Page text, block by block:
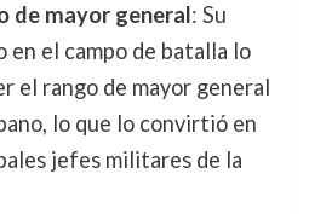
de mayor general: Su
en el campo de batalla lo
el rango de mayor general
lo que lo convirtió en
jefes militares de la